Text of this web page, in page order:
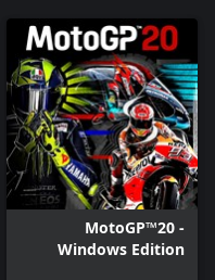
MotoGP™20 -
Windows Edition